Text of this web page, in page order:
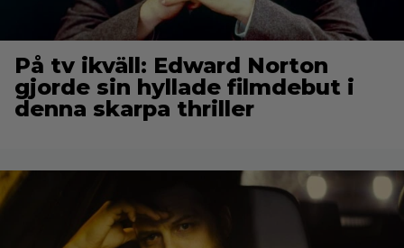
På tv ikväll: Edward Norton
gjorde sin hyllade filmdebut i
denna skarpa thriller